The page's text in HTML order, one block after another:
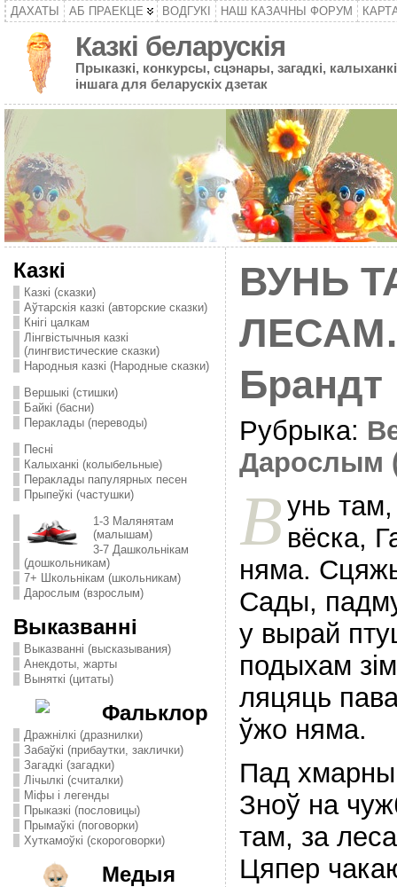
ДАХАТЫ АБ ПРАЕКЦЕ ВОДГУКІ НАШ КАЗАЧНЫ ФОРУМ
Казкі беларускія
Прыказкі, конкурсы, сцэнары, загадкі,
іншага для беларускіх дзетак
Казкі
Казкі (сказки)
Аўтарскія казкі (авторские сказки)
Кнігі цалкам
Лінгвістычныя казкі
(лингвистические сказки)
Народныя казкі (Народные сказки)
Вершыкі (стишки)
Байкі (басни)
Пераклады (переводы)
Песні
Калыханкі (колыбельные)
Пераклады папулярных песен
Прыпеўкі (частушки)
1-3 Малянятам
(малышам)
3-7 Дашкольнікам
(дошкольникам)
7+ Школьнікам (школьникам)
Дарослым (взрослым)
Выказванні
Выказванні (высказывания)
Анекдоты, жарты
Выняткі (цитаты)
Фальклор
Дражнілкі (дразнилки)
Забаўкі (прибаутки, заклички)
Загадкі (загадки)
Лічылкі (считалки)
Міфы і легенды
Прыказкі (пословицы)
Прымаўкі (поговорки)
Хуткамоўкі (скороговорки)
Медыя
ВУНЬ
Брандт
Рубрыка:
Дарослым
В унь
вёска,
няма.
Сады,
у вырай
подыхам
ляцяць
ўжо няма.
Пад
Зноў на
там, за
Цяпер